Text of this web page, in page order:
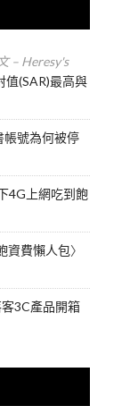
– Heresy's
值(SAR)最高與
帳號為何被停
4G上網吃到飽
資費懶人包〉
3C產品開箱